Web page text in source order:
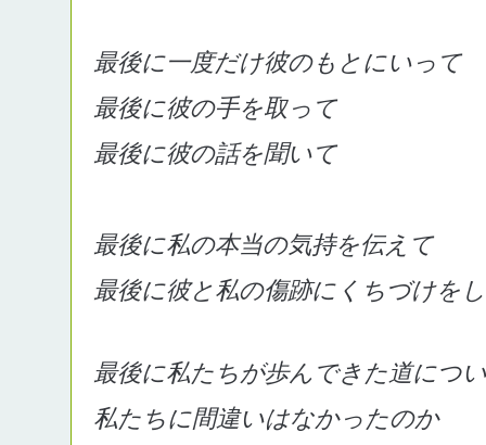
最後に一度だけ彼のもとにいって
最後に彼の手を取って
最後に彼の話を聞いて
最後に私の本当の気持を伝えて
最後に彼と私の傷跡にくちづけを
最後に私たちが歩んできた道につ
私たちに間違いはなかったのか